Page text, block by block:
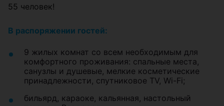
55 человек!
В распоряжении гостей:
9 жилых комнат со всем необходимым для
комфортного проживания: спальные места,
санузлы и душевые, мелкие косметические
принадлежности, спутниковое TV, Wi-Fi;
бильярд, караоке, кальянная, настольный